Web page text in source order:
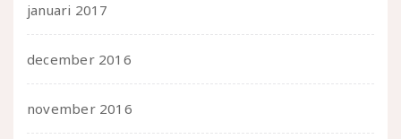
januari 2017
december 2016
november 2016